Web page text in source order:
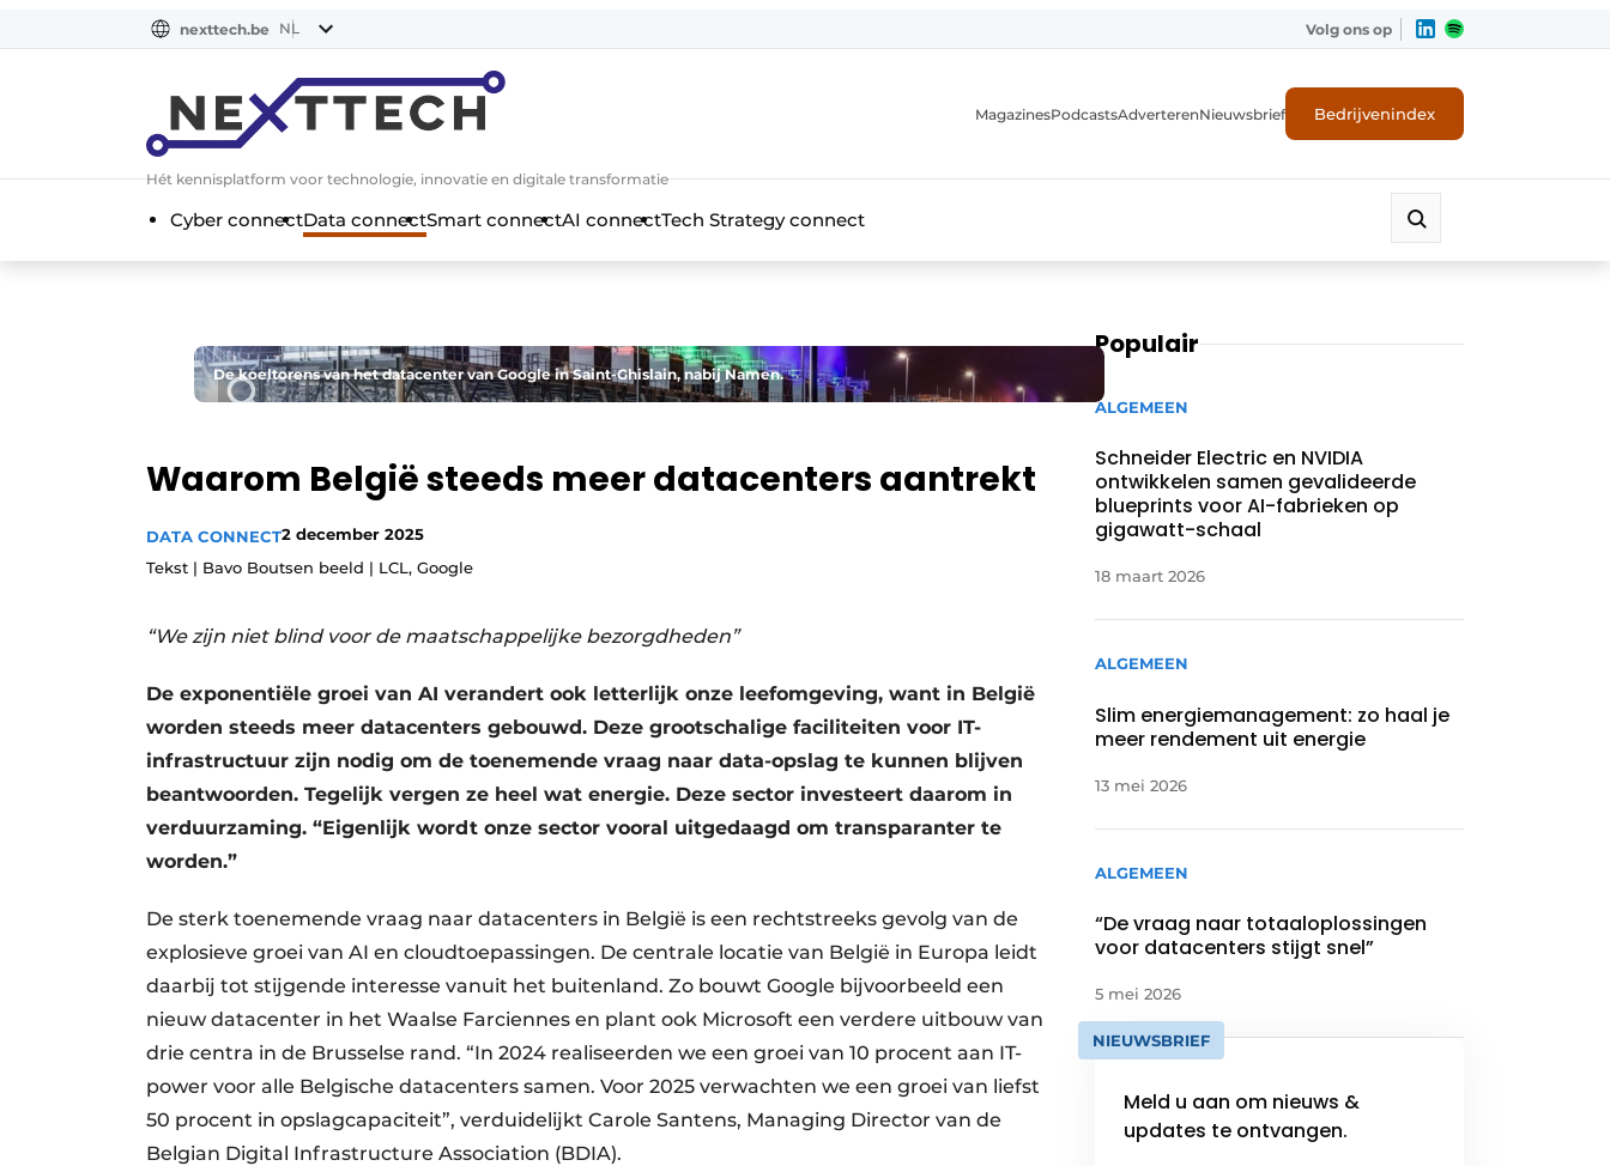
nexttech.be NL Volg ons op
Hét kennisplatform voor technologie, innovatie en digitale transformatie
MagazinesPodcastsAdverterenNieuwsbrief Bedrijvenindex
Cyber connectData connectSmart connectAI connectTech Strategy connect
De koeltorens van het datacenter van Google in Saint-Ghislain, nabij Namen.
Waarom België steeds meer datacenters aantrekt
DATA CONNECT2 december 2025
Tekst | Bavo Boutsen beeld | LCL, Google
“We zijn niet blind voor de maatschappelijke bezorgdheden”
De exponentiële groei van AI verandert ook letterlijk onze leefomgeving, want in België
worden steeds meer datacenters gebouwd. Deze grootschalige faciliteiten voor IT-
infrastructuur zijn nodig om de toenemende vraag naar data-opslag te kunnen blijven
beantwoorden. Tegelijk vergen ze heel wat energie. Deze sector investeert daarom in
verduurzaming. “Eigenlijk wordt onze sector vooral uitgedaagd om transparanter te
worden.”
De sterk toenemende vraag naar datacenters in België is een rechtstreeks gevolg van de
explosieve groei van AI en cloudtoepassingen. De centrale locatie van België in Europa leidt
daarbij tot stijgende interesse vanuit het buitenland. Zo bouwt Google bijvoorbeeld een
nieuw datacenter in het Waalse Farciennes en plant ook Microsoft een verdere uitbouw van
drie centra in de Brusselse rand. “In 2024 realiseerden we een groei van 10 procent aan IT-
power voor alle Belgische datacenters samen. Voor 2025 verwachten we een groei van liefst
50 procent in opslagcapaciteit”, verduidelijkt Carole Santens, Managing Director van de
Belgian Digital Infrastructure Association (BDIA).
Populair
ALGEMEEN
Schneider Electric en NVIDIA
ontwikkelen samen gevalideerde
blueprints voor AI-fabrieken op
gigawatt-schaal ​ ​
18 maart 2026
ALGEMEEN
Slim energiemanagement: zo haal je
meer rendement uit energie
13 mei 2026
ALGEMEEN
“De vraag naar totaaloplossingen
voor datacenters stijgt snel”
5 mei 2026
NIEUWSBRIEF
Meld u aan om nieuws &
updates te ontvangen.